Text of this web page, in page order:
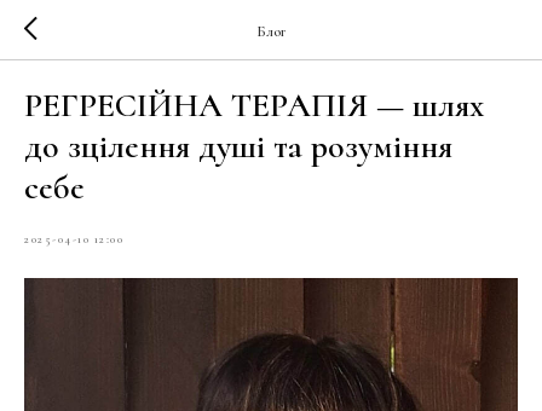
Блог
РЕГРЕСІЙНА ТЕРАПІЯ — шлях
до зцілення душі та розуміння
себе
2025-04-10 12:00